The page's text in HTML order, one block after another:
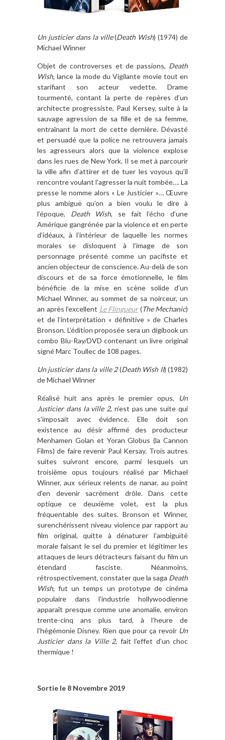
Un justicier dans la ville(Death Wish) (1974) de
Michael Winner
Objet de controverses et de passions, Death
Wish, lance la mode du Vigilante movie tout en
starifiant son acteur vedette. Drame
tourmenté, contant la perte de repères d’un
architecte progressiste, Paul Kersey, suite à la
sauvage agression de sa fille et de sa femme,
entraînant la mort de cette dernière. Dévasté
et persuadé que la police ne retrouvera jamais
les agresseurs alors que la violence explose
dans les rues de New York. Il se met à parcourir
la ville afin d’attirer et de tuer les voyous qu’il
rencontre voulant l’agresser la nuit tombée…. La
presse le nomme alors « Le Justicier »… Œuvre
plus ambiguë qu’on a bien voulu le dire à
l’époque, Death Wish, se fait l’écho d’une
Amérique gangrénée par la violence et en perte
d’idéaux, à l’intérieur de laquelle les normes
morales se disloquent à l’image de son
personnage présenté comme un pacifiste et
ancien objecteur de conscience. Au-delà de son
discours et de sa force émotionnelle, le film
bénéficie de la mise en scène solide d’un
Michael Winner, au sommet de sa noirceur, un
an après l’excellent Le Flingueur(The Mechanic)
et de l’interprétation « définitive » de Charles
Bronson. L’édition proposée sera un digibook un
combo Blu-Ray/DVD contenant un livre original
signé Marc Toullec de 108 pages.
Un justicier dans la ville 2(Death Wish II) (1982)
de Michael Winner
Réalisé huit ans après le premier opus,
Un
Justicier dans la ville 2, n’est pas une suite qui
s’imposait avec évidence. Elle doit son
existence au désir affirmé des producteur
Menhamen Golan et Yoran Globus (la Cannon
Films) de faire revenir Paul Kersay. Trois autres
suites suivront encore, parmi lesquels un
troisième opus toujours réalisé par Michael
Winner, aux sérieux relents de nanar, au point
d’en devenir sacrément drôle. Dans cette
optique ce deuxième volet, est la plus
fréquentable des suites. Bronson et Winner,
surenchérissent niveau violence par rapport au
film original, quitte à dénaturer l’ambiguïté
morale faisant le sel du premier et légitimer les
attaques de leurs détracteurs faisant du film un
étendard fasciste. Néanmoins,
rétrospectivement, constater que la saga Death
Wish, fut un temps un prototype de cinéma
populaire dans l’industrie hollywoodienne
apparaît presque comme une anomalie, environ
trente-cinq ans plus tard, à l’heure de
l’hégémonie Disney. Rien que pour ça revoir Un
Justicier dans la Ville 2, fait l’effet d’un choc
thermique !
Sortie le 8 Novembre 2019